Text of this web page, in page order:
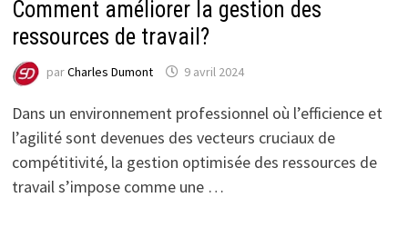
Comment améliorer la gestion des
ressources de travail?
parCharles Dumont 9 avril 2024
Dans un environnement professionnel où l’efficience et
l’agilité sont devenues des vecteurs cruciaux de
compétitivité, la gestion optimisée des ressources de
travail s’impose comme une …